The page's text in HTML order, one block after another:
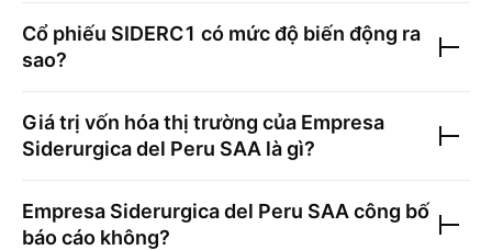
Cổ phiếu SIDERC1 có mức độ biến động ra
sao?
Giá trị vốn hóa thị trường của Empresa
Siderurgica del Peru SAA là gì?
Empresa Siderurgica del Peru SAA công bố
báo cáo không?